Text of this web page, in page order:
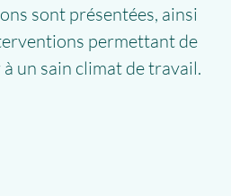
sont présentées, ainsi
permettant de
un sain climat de travail.